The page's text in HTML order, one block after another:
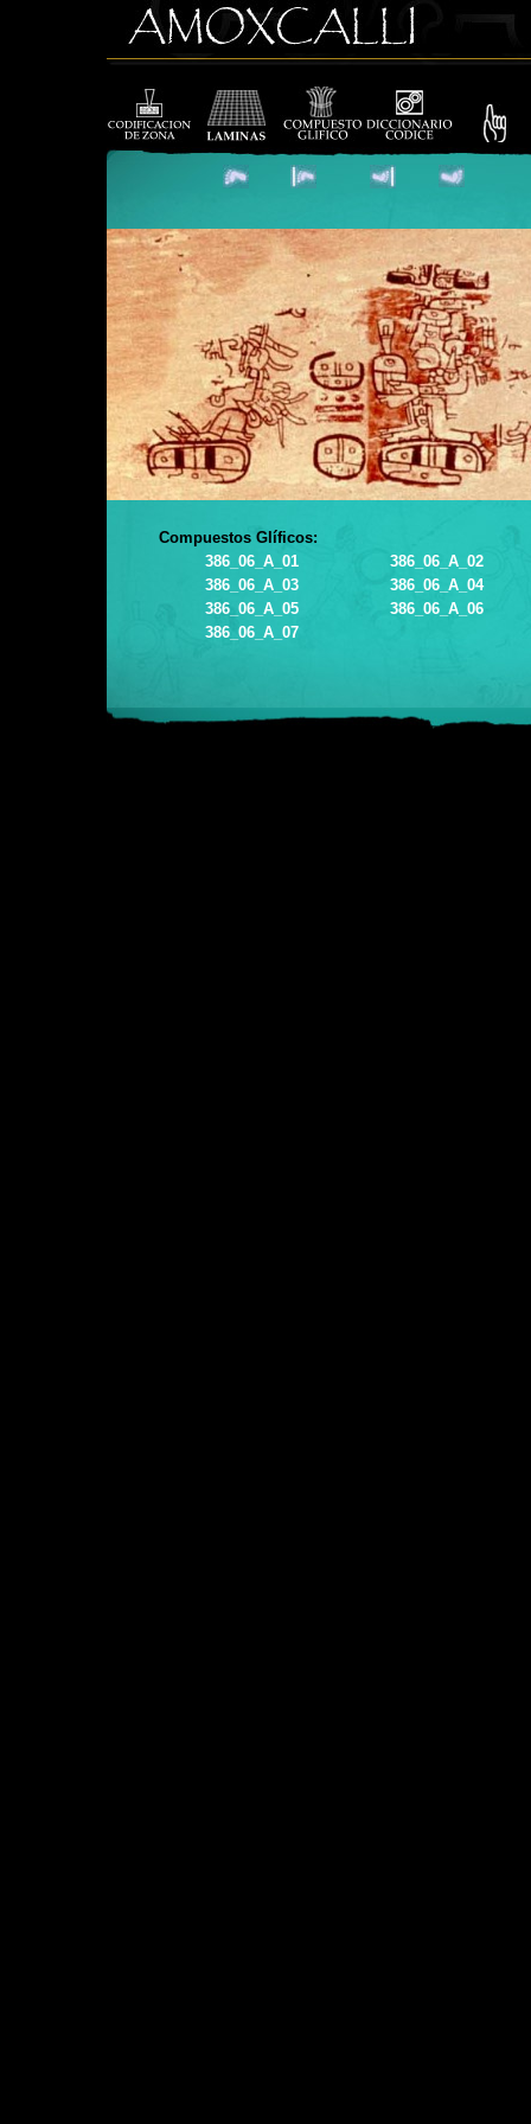
Compuestos Glíficos:
386_06_A_01
386_06_A_02
386_06_A_03
386_06_A_04
386_06_A_05
386_06_A_06
386_06_A_07